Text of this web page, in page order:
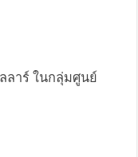
ลาร์ ในกลุ่มศูนย์